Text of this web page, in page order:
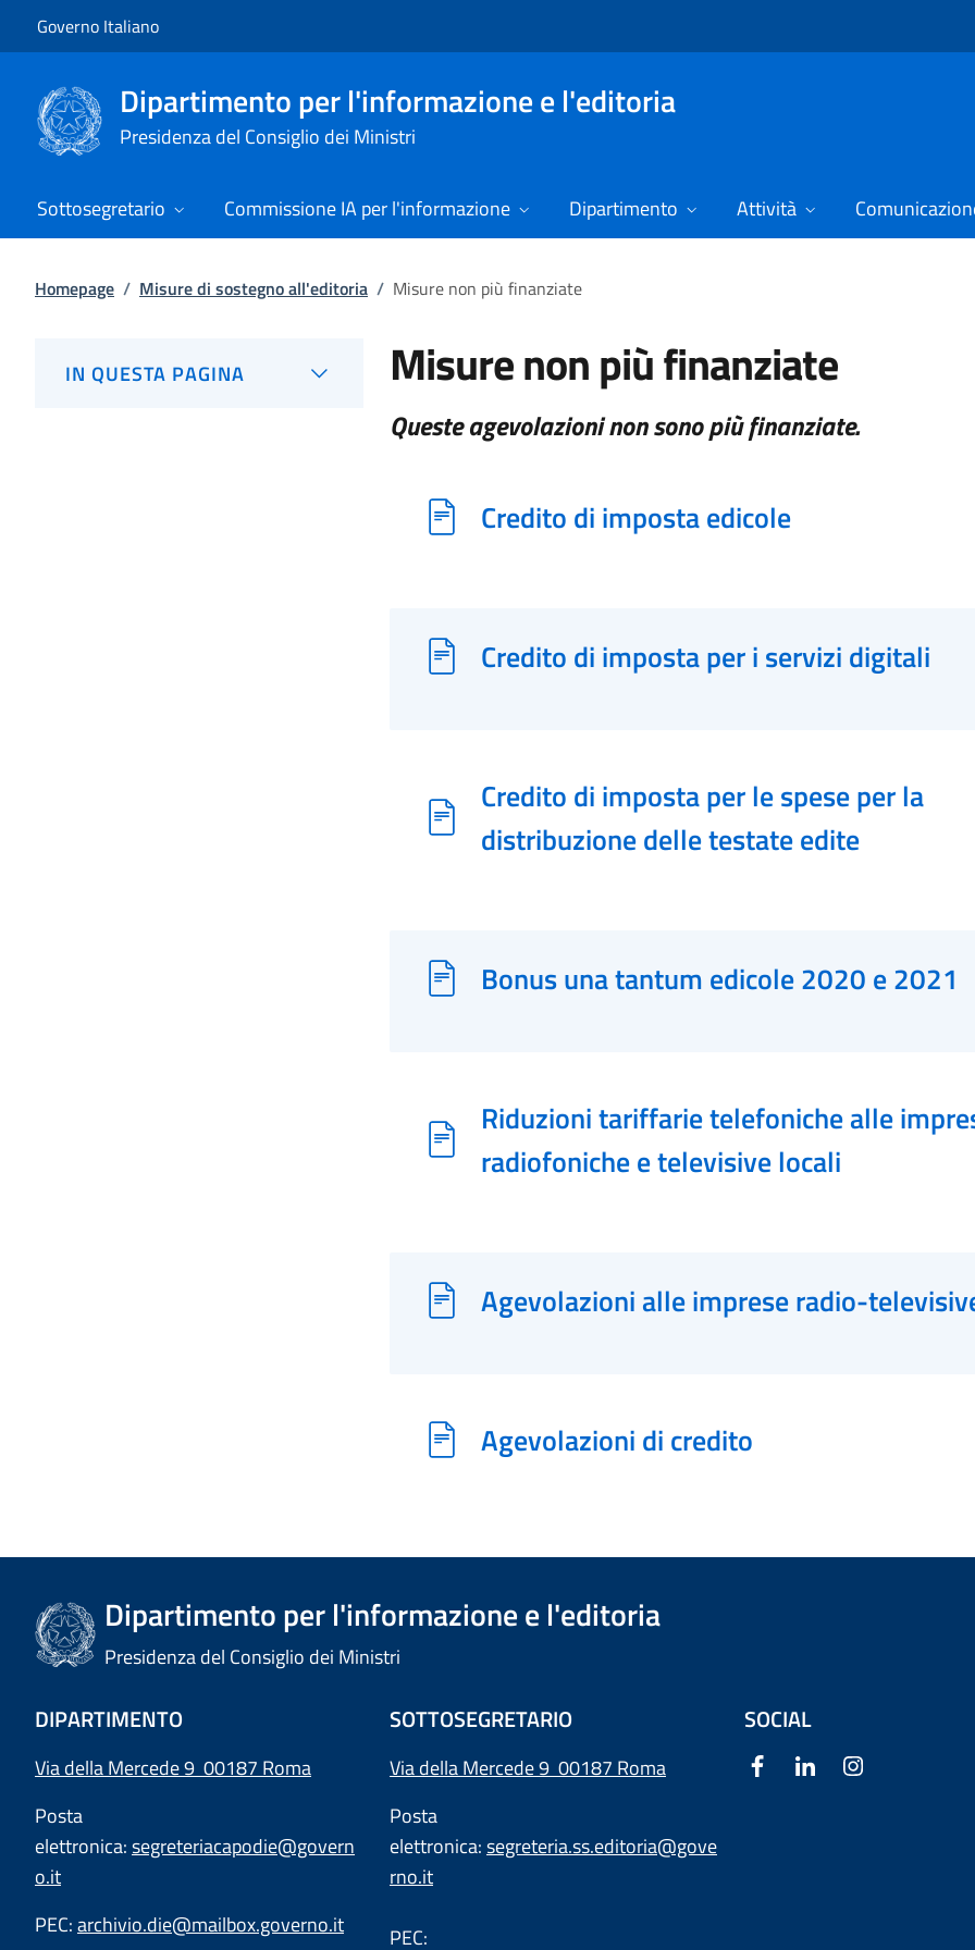
Governo Italiano
Dipartimento per l'informazione e l'editoria
Presidenza del Consiglio dei Ministri
Sottosegretario Commissione IA per l'informazione Dipartimento Attività
Homepage / Misure di sostegno all'editoria / Misure non più finanziate
IN QUESTA PAGINA Misure non più finanziate
Queste agevolazioni non sono più finanziate.
Credito di imposta edicole
Credito di imposta per i servizi digitali
Credito di imposta per le spese per la
distribuzione delle testate edite
Bonus una tantum edicole 2020 e 2021
Riduzioni tariffarie telefoniche alle
radiofoniche e televisive locali
Agevolazioni alle imprese radio-
Agevolazioni di credito
Dipartimento per l'informazione e l'editoria
Presidenza del Consiglio dei Ministri
DIPARTIMENTO
Via della Mercede 9 00187 Roma
Posta
elettronica:segreteriacapodie@govern
o.it
PEC:archivio.die@mailbox.governo.it
SOTTOSEGRETARIO
Via della Mercede 9 00187 Roma
Posta
elettronica:segreteria.ss.editoria@gove
rno.it
PEC:
SOCIAL